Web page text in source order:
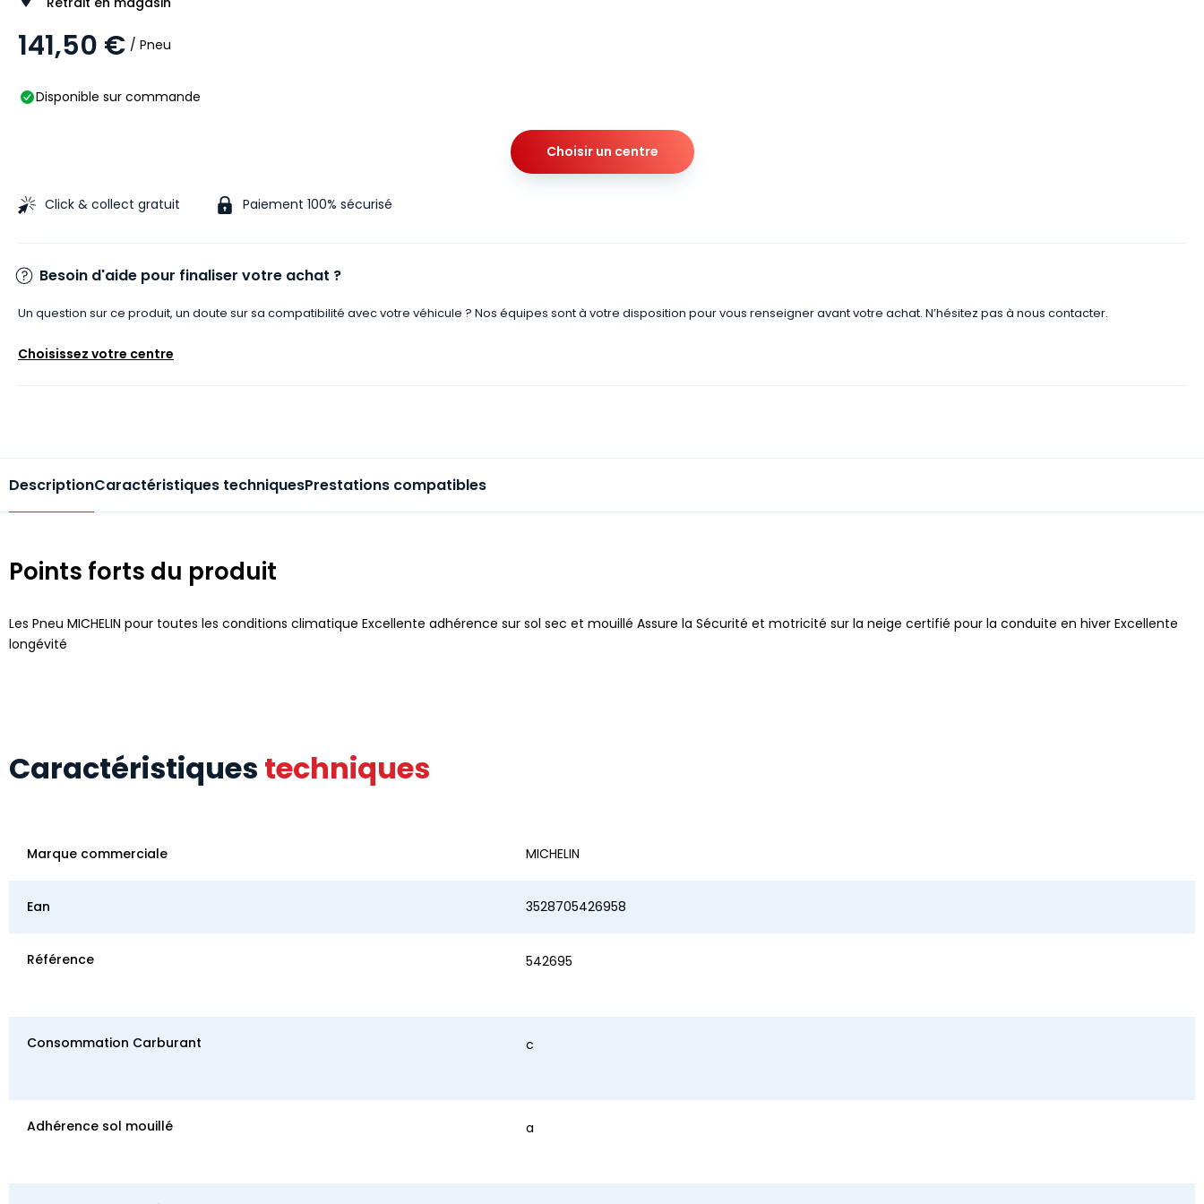
141,50 € / Pneu
Disponible sur commande
Choisir un centre
Click & collect gratuit Paiement 100% sécurisé
Besoin d'aide pour finaliser votre achat ?
Un question sur ce produit, un doute sur sa compatibilité avec votre véhicule ? Nos équipes sont à votre disposition pour vous renseigner avant votre achat. N’hésitez pas à nous contacter.
Choisissez votre centre
DescriptionCaractéristiques techniquesPrestations compatibles
Points forts du produit
Les Pneu MICHELIN pour toutes les conditions climatique Excellente adhérence sur sol sec et mouillé Assure la Sécurité et motricité sur la neige certifié pour la conduite en hiver Excellente
longévité
Caractéristiques techniques
Marque commerciale MICHELIN
Ean 3528705426958
Référence 542695
Consommation Carburant c
Adhérence sol mouillé a